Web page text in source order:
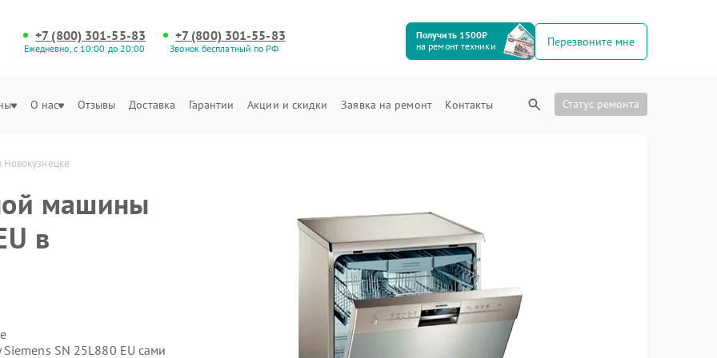
+7 (800) 301-55-83
Ежедневно, с 10:00 до 20:00
+7 (800) 301-55-83
Звонок бесплатный по РФ
Получить 1500₽
на ремонт техники
Перезвоните мне
О нас Отзывы Доставка Гарантии Акции и скидки Заявка на ремонт Контакты Статус ремонта
машины
в
SN 25L880 EU сами